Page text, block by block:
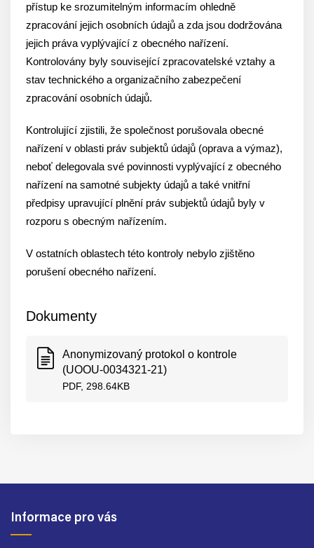
přístup ke srozumitelným informacím ohledně
zpracování jejich osobních údajů a zda jsou dodržována
jejich práva vyplývající z obecného nařízení.
Kontrolovány byly související zpracovatelské vztahy a
stav technického a organizačního zabezpečení
zpracování osobních údajů.
Kontrolující zjistili, že společnost porušovala obecné
nařízení v oblasti práv subjektů údajů (oprava a výmaz),
neboť delegovala své povinnosti vyplývající z obecného
nařízení na samotné subjekty údajů a také vnitřní
předpisy upravující plnění práv subjektů údajů byly v
rozporu s obecným nařízením.
V ostatních oblastech této kontroly nebylo zjištěno
porušení obecného nařízení.
Dokumenty
Anonymizovaný protokol o kontrole
(UOOU-0034321-21)
PDF, 298.64KB
Informace pro vás